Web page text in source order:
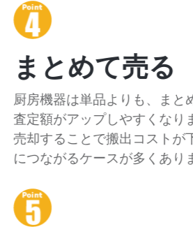
まとめて売る
厨房機器は単品よりも、まと
査定額がアップしやすくなり
売却することで搬出コストが
につながるケースが多くあり